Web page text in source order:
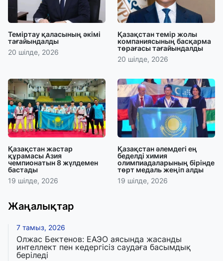
Теміртау қаласының әкімі
тағайындалды
20 шілде, 2026
Қазақстан темір жолы
компаниясының басқарма
төрағасы тағайындалды
20 шілде, 2026
Қазақстан жастар
құрамасы Азия
чемпионатын 8 жүлдемен
бастады
19 шілде, 2026
Қазақстан әлемдегі ең
беделді химия
олимпиадаларының бірінде
төрт медаль жеңіп алды
19 шілде, 2026
Жаңалықтар
7 тамыз, 2026
Олжас Бектенов: ЕАЭО аясында жасанды
интеллект пен кедергісіз саудаға басымдық
беріледі